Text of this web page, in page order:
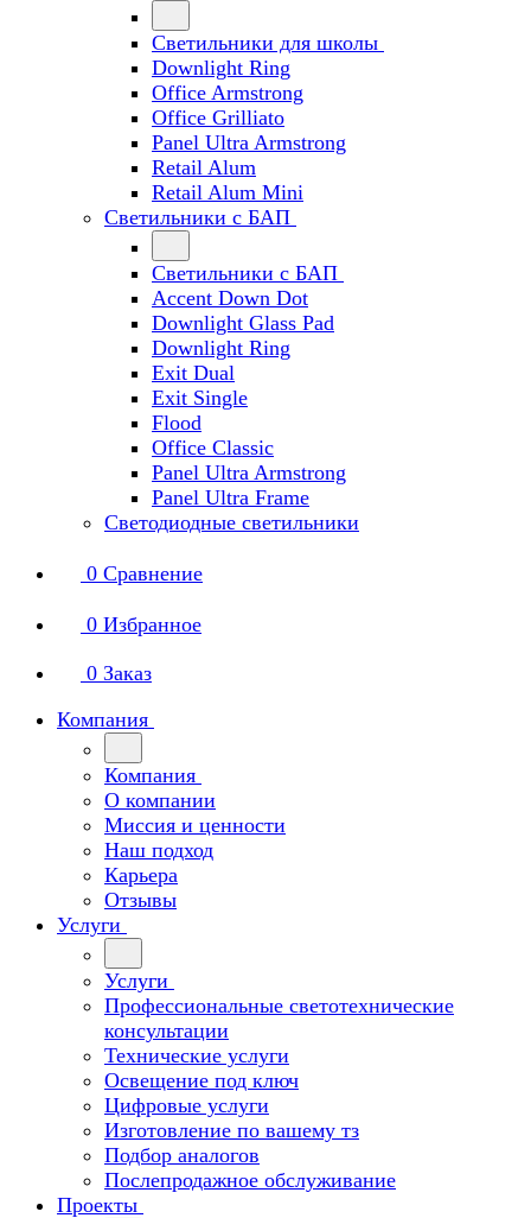
Светильники для школы
Downlight Ring
Office Armstrong
Office Grilliato
Panel Ultra Armstrong
Retail Alum
Retail Alum Mini
Светильники с БАП
Светильники с БАП
Accent Down Dot
Downlight Glass Pad
Downlight Ring
Exit Dual
Exit Single
Flood
Office Classic
Panel Ultra Armstrong
Panel Ultra Frame
Светодиодные светильники
0 Сравнение
0 Избранное
0 Заказ
Компания
Компания
О компании
Миссия и ценности
Наш подход
Карьера
Отзывы
Услуги
Услуги
Профессиональные светотехнические
консультации
Технические услуги
Освещение под ключ
Цифровые услуги
Изготовление по вашему тз
Подбор аналогов
Послепродажное обслуживание
Проекты